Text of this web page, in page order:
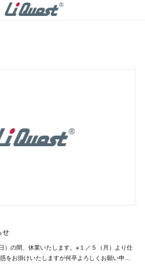
せ
）の間、休業いたします。※１／５（月）より仕
をお掛けいたしますが何卒よろしくお願い申…